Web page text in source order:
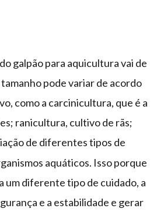
galpão para aquicultura vai de
tamanho pode variar de acordo
como a carcinicultura, que é a
ranicultura, cultivo de rãs;
de diferentes tipos de
aquáticos. Isso porque
um diferente tipo de cuidado, a
e a estabilidade e gerar